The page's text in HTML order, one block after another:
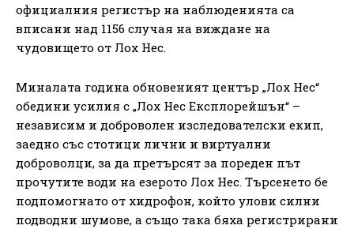
официалния регистър на наблюденията са
вписани над 1156 случая на виждане на
чудовището от Лох Нес.
Миналата година обновеният център „Лох Нес“
обедини усилия с „Лох Нес Експлорейшън“ –
независим и доброволен изследователски екип,
заедно със стотици лични и виртуални
доброволци, за да претърсят за пореден път
прочутите води на езерото Лох Нес. Търсенето бе
подпомогнато от хидрофон, който улови силни
подводни шумове, а също така бяха регистрирани